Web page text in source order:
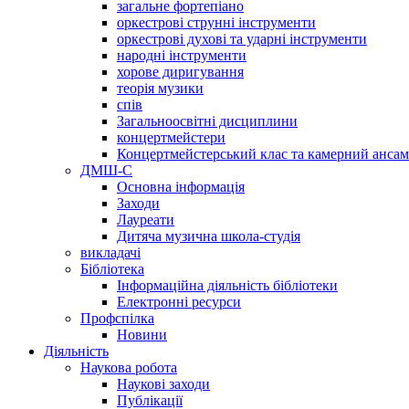
загальне фортепіано
оркестрові струнні інструменти
оркестрові духові та ударні інструменти
народні інструменти
хорове диригування
теорія музики
спів
Загальноосвітні дисциплини
концертмейстери
Концертмейстерський клас та камерний
ДМШ-С
Основна інформація
Заходи
Лауреати
Дитяча музична школа-студія
викладачі
Бібліотека
Інформаційна діяльність бібліотеки
Електронні ресурси
Профспілка
Новини
Діяльність
Наукова робота
Наукові заходи
Публікації